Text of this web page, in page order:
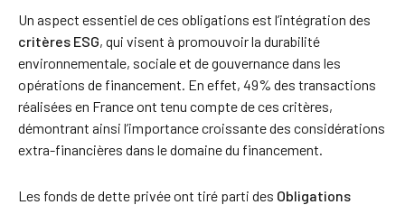
Un aspect essentiel de ces obligations est l’intégration des
critères ESG, qui visent à promouvoir la durabilité
environnementale, sociale et de gouvernance dans les
opérations de financement. En effet, 49% des transactions
réalisées en France ont tenu compte de ces critères,
démontrant ainsi l’importance croissante des considérations
extra-financières dans le domaine du financement.
Les fonds de dette privée ont tiré parti des Obligations